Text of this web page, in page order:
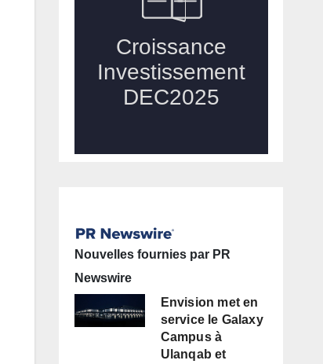
Nouvelles fournies par PR
Newswire
Envision met en
service le Galaxy
Campus à
Ulanqab et